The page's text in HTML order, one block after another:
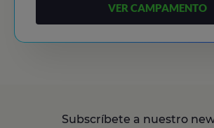
VER CAMPAMENTO
Subscríbete a nuestro